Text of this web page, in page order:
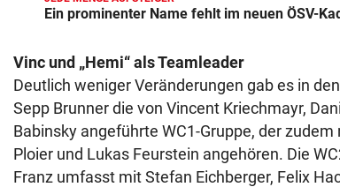
Ein prominenter Name fehlt im neuen ÖSV-
Vinc und „Hemi“ als Teamleader
Deutlich weniger Veränderungen gab es in
Sepp Brunner die von Vincent Kriechmayr,
Babinsky angeführte WC1-Gruppe, der
Ploier und Lukas Feurstein angehören. Die
Franz umfasst mit Stefan Eichberger, Felix